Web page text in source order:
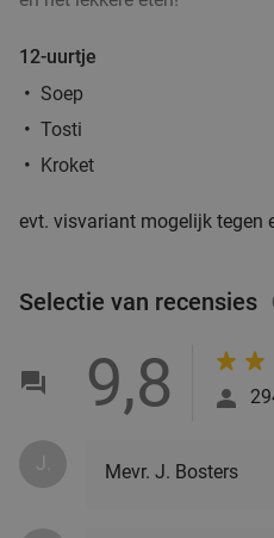
12-uurtje
Soep
Tosti
Kroket
evt. visvariant mogelijk tegen
Selectie van recensies
9,8
J. Mevr. J. Bosters